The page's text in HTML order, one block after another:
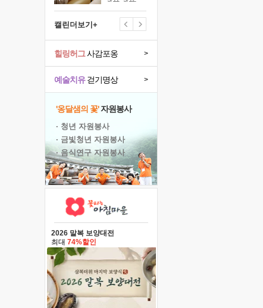
캘린더보기+
예술치유걷기명상 >
힐링허그사감포옹 >
'옹달샘의 꽃'자원봉사
· 청년 자원봉사
· 금빛청년 자원봉사
· 음식연구 자원봉사
2026 말복 보양대전
최대 74%할인